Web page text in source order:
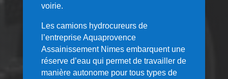
voirie.
Les camions hydrocureurs de
l’entreprise Aquaprovence
Assainissement Nimes embarquent une
réserve d’eau qui permet de travailler de
manière autonome pour tous types de